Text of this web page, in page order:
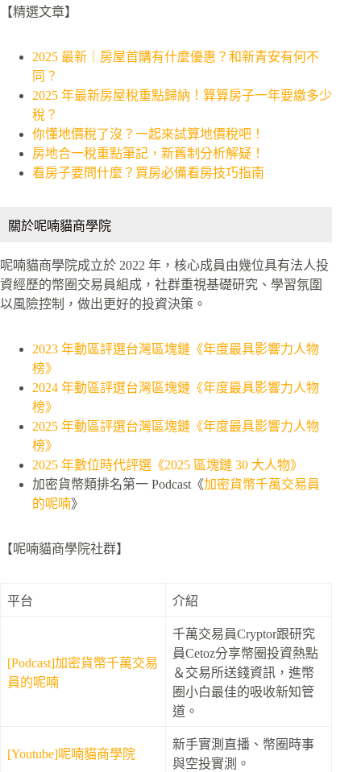
【精選文章】
2025 最新｜房屋首購有什麼優惠？和新青安有何不
同？
2025 年最新房屋稅重點歸納！算算房子一年要繳多少
稅？
你懂地價稅了沒？一起來試算地價稅吧！
房地合一稅重點筆記，新舊制分析解疑！
看房子要問什麼？買房必備看房技巧指南
關於呢喃貓商學院
呢喃貓商學院成立於 2022 年，核心成員由幾位具有法人投
資經歷的幣圈交易員組成，社群重視基礎研究、學習氛圍
以風險控制，做出更好的投資決策。
2023 年動區評選台灣區塊鏈《年度最具影響力人物
榜》
2024 年動區評選台灣區塊鏈《年度最具影響力人物
榜》
2025 年動區評選台灣區塊鏈《年度最具影響力人物
榜》
2025 年數位時代評選《2025 區塊鏈 30 大人物》
加密貨幣類排名第一 Podcast《加密貨幣千萬交易員
的呢喃》
【呢喃貓商學院社群】
平台 介紹
[Podcast]加密貨幣千萬交易
員的呢喃
千萬交易員Cryptor跟研究
員Cetoz分享幣圈投資熱點
＆交易所送錢資訊，進幣
圈小白最佳的吸收新知管
道。
[Youtube]呢喃貓商學院
新手實測直播、幣圈時事
與空投實測。